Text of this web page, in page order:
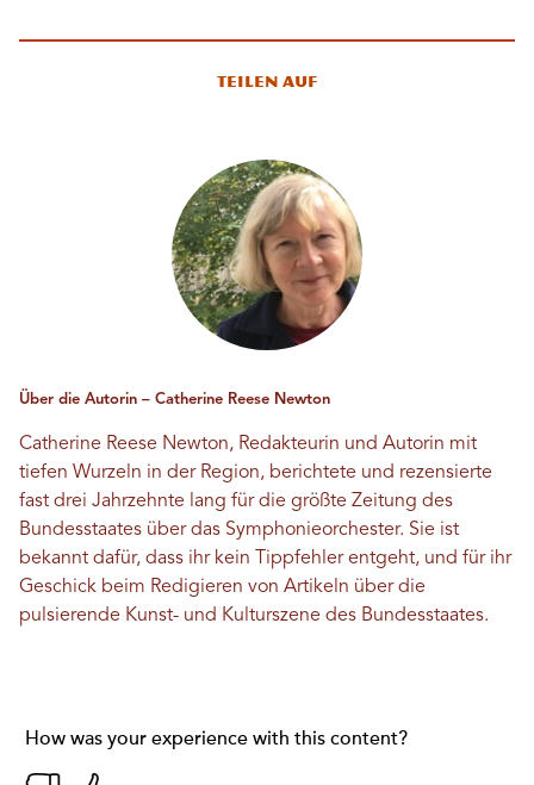
Teilen auf
Über die Autorin – Catherine Reese Newton
Catherine Reese Newton, Redakteurin und Autorin mit
tiefen Wurzeln in der Region, berichtete und rezensierte
fast drei Jahrzehnte lang für die größte Zeitung des
Bundesstaates über das Symphonieorchester. Sie ist
bekannt dafür, dass ihr kein Tippfehler entgeht, und für ihr
Geschick beim Redigieren von Artikeln über die
pulsierende Kunst- und Kulturszene des Bundesstaates.